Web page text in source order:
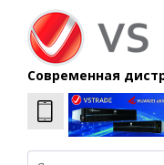
Современная